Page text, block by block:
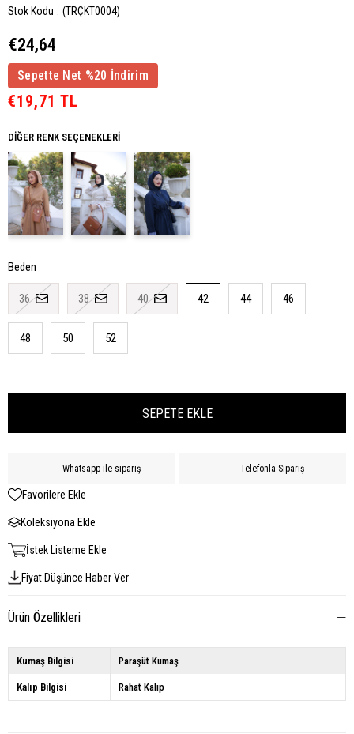
Stok Kodu (TRÇKT0004)
€24,64
Sepette Net %20 İndirim
€19,71 TL
DIĞER RENK SEÇENEKLERI
Beden
36 38 40 42 44 46
48 50 52
Whatsapp ile sipariş Telefonla Sipariş
Favorilere Ekle
Koleksiyona Ekle
İstek Listeme Ekle
Fiyat Düşünce Haber Ver
Ürün Özellikleri
Kumaş Bilgisi Paraşüt Kumaş
Kalıp Bilgisi Rahat Kalıp